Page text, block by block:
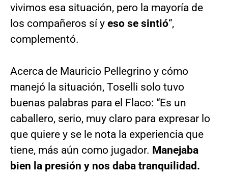
vivimos esa situación, pero la mayoría de
los compañeros sí y eso se sintió“,
complementó.
Acerca de Mauricio Pellegrino y cómo
manejó la situación, Toselli solo tuvo
buenas palabras para el Flaco: “Es un
caballero, serio, muy claro para expresar lo
que quiere y se le nota la experiencia que
tiene, más aún como jugador. Manejaba
bien la presión y nos daba tranquilidad.